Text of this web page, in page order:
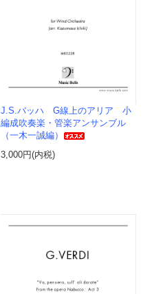
J.S.バッハ G線上のアリア 小
編成吹奏楽・管楽アンサンブル
（一木一誠編）
3,000円(内税)